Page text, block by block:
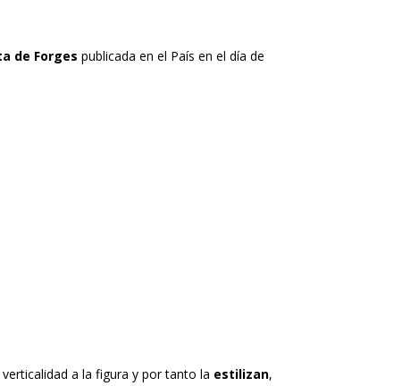
de Forges publicada en el País en el día de
a la figura y por tanto la estilizan,